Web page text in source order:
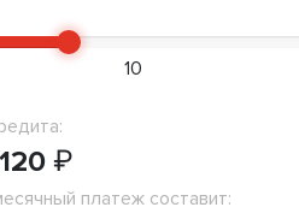
10
₽
платеж составит: